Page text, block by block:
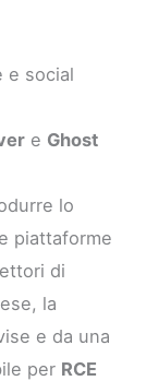
e social
e Ghost
lo
piattaforme
di
la
e da una
per RCE